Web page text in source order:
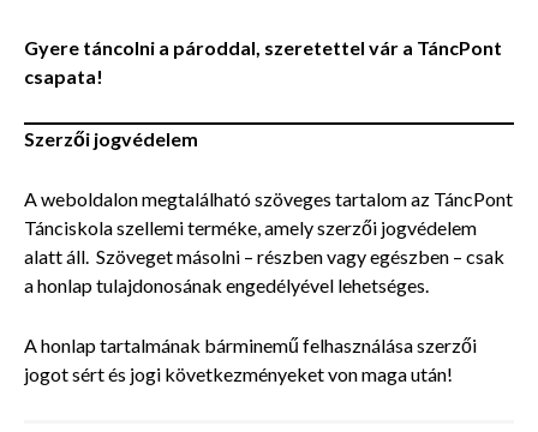
Gyere táncolni a pároddal, szeretettel vár a TáncPont
csapata!
Szerzői jogvédelem
A weboldalon megtalálható szöveges tartalom az TáncPont
Tánciskola szellemi terméke, amely szerzői jogvédelem
alatt áll. Szöveget másolni – részben vagy egészben – csak
a honlap tulajdonosának engedélyével lehetséges.
A honlap tartalmának bárminemű felhasználása szerzői
jogot sért és jogi következményeket von maga után!